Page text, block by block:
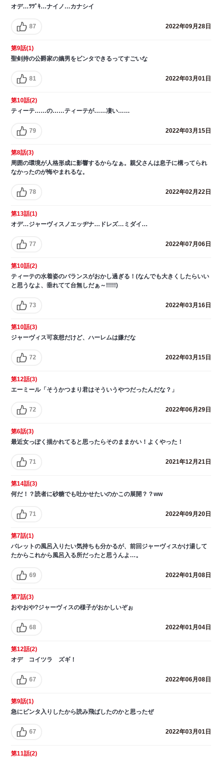
オデ…ﾂﾂﾞｷ…ナイノ…カナシイ
87 2022年09月28日
第9話(1)
聖剣持の公爵家の嫡男をビンタできるってすごいな
81 2022年03月01日
第10話(2)
ティーテ……の……ティーテが……凄い……
79 2022年03月15日
第8話(3)
周囲の環境が人格形成に影響するからなぁ。親父さんは息子に構ってられ
なかったのが悔やまれるな。
78 2022年02月22日
第13話(1)
オデ…ジャーヴィスノエッヂナ…ドレズ…ミダイ…
77 2022年07月06日
第10話(2)
ティーテの水着姿のバランスがおかし過ぎる！(なんでも大きくしたらいい
と思うなよ、垂れてて台無しだぁ～!!!!!)
73 2022年03月16日
第10話(3)
ジャーヴィス可哀想だけど、ハーレムは嫌だな
72 2022年03月15日
第12話(3)
エーミール「そうかつまり君はそういうやつだったんだな？」
72 2022年06月29日
第6話(3)
最近女っぽく描かれてると思ったらそのままかい！よくやった！
71 2021年12月21日
第14話(3)
何だ！？読者に砂糖でも吐かせたいのかこの展開？？ww
71 2022年09月20日
第7話(1)
バレットの風呂入りたい気持ちも分かるが、前回ジャーヴィスかけ湯して
たからこれから風呂入る所だったと思うんよ…。
69 2022年01月08日
第7話(3)
おやおや?ジャーヴィスの様子がおかしいぞぉ
68 2022年01月04日
第12話(2)
オデ コイツラ ズギ！
67 2022年06月08日
第9話(1)
急にビンタ入りしたから読み飛ばしたのかと思ったぜ
67 2022年03月01日
第11話(2)